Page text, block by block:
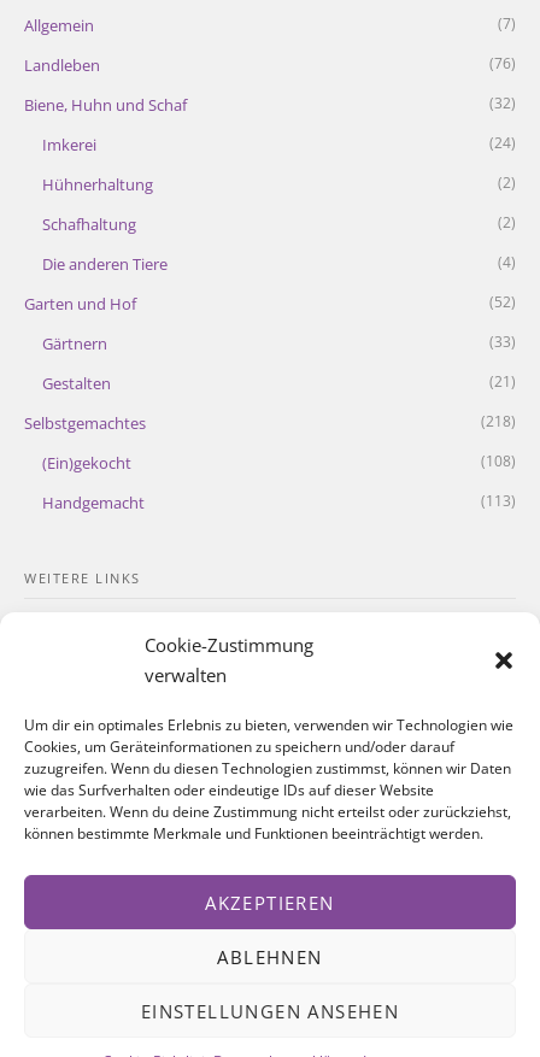
Cookie-Zustimmung
verwalten
Um dir ein optimales Erlebnis zu bieten, verwenden wir Technologien wie
Cookies, um Geräteinformationen zu speichern und/oder darauf
zuzugreifen. Wenn du diesen Technologien zustimmst, können wir Daten
wie das Surfverhalten oder eindeutige IDs auf dieser Website
verarbeiten. Wenn du deine Zustimmung nicht erteilst oder zurückziehst,
können bestimmte Merkmale und Funktionen beeinträchtigt werden.
AKZEPTIEREN
ABLEHNEN
EINSTELLUNGEN ANSEHEN
Allgemein (7)
Landleben (76)
Biene, Huhn und Schaf (32)
Imkerei (24)
Hühnerhaltung (2)
Schafhaltung (2)
Die anderen Tiere (4)
Garten und Hof (52)
Gärtnern (33)
Gestalten (21)
Selbstgemachtes (218)
(Ein)gekocht (108)
Handgemacht (113)
WEITERE LINKS
Cookie-Richtlinie
SOZIALE NETZWERKE
Facebook
FOLGT UNS AUF @INSTAGRAM!